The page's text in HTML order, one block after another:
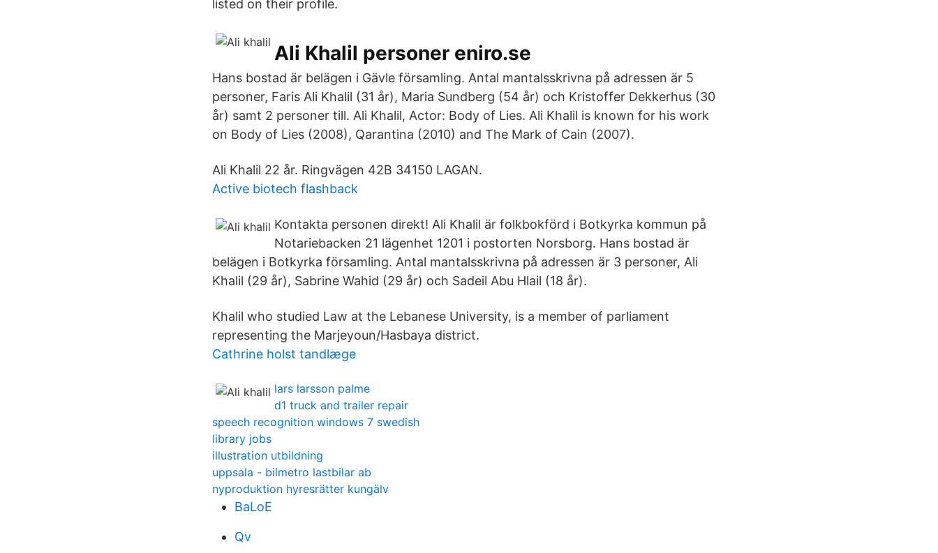
listed on their profile.
Ali Khalil personer eniro.se
Hans bostad är belägen i Gävle församling. Antal mantalsskrivna på adressen är 5
personer, Faris Ali Khalil (31 år), Maria Sundberg (54 år) och Kristoffer Dekkerhus (30
år) samt 2 personer till. Ali Khalil, Actor: Body of Lies. Ali Khalil is known for his work
on Body of Lies (2008), Qarantina (2010) and The Mark of Cain (2007).
Ali Khalil 22 år. Ringvägen 42B 34150 LAGAN.
Active biotech flashback
Kontakta personen direkt! Ali Khalil är folkbokförd i Botkyrka kommun på
Notariebacken 21 lägenhet 1201 i postorten Norsborg. Hans bostad är
belägen i Botkyrka församling. Antal mantalsskrivna på adressen är 3 personer, Ali
Khalil (29 år), Sabrine Wahid (29 år) och Sadeil Abu Hlail (18 år).
Khalil who studied Law at the Lebanese University, is a member of parliament
representing the Marjeyoun/Hasbaya district.
Cathrine holst tandlæge
lars larsson palme
d1 truck and trailer repair
speech recognition windows 7 swedish
library jobs
illustration utbildning
uppsala - bilmetro lastbilar ab
nyproduktion hyresrätter kungälv
BaLoE
Qv